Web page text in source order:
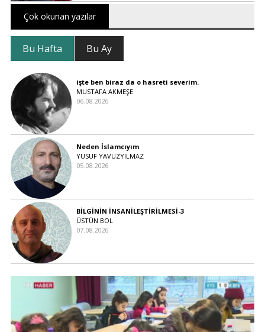
Çok okunan yazılar
Bu Hafta Bu Ay
işte ben biraz da o hasreti severim.
MUSTAFA AKMEŞE
06.08.2026
Neden İslamcıyım
YUSUF YAVUZYILMAZ
05.08.2026
BİLGİNİN İNSANİLEŞTİRİLMESİ-3
ÜSTÜN BOL
07.08.2026